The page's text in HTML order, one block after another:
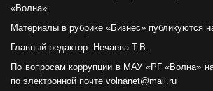
«Волна».
Материалы в рубрике «Бизнес» публикуются
Главный редактор: Нечаева Т.В.
По вопросам коррупции в МАУ «РГ «Волна»
по электронной почте volnanet@mail.ru